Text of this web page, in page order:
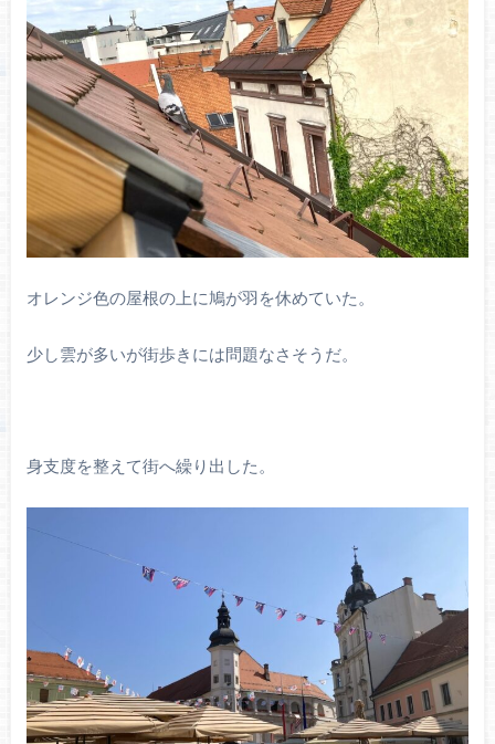
オレンジ色の屋根の上に鳩が羽を休めていた。
少し雲が多いが街歩きには問題なさそうだ。
身支度を整えて街へ繰り出した。